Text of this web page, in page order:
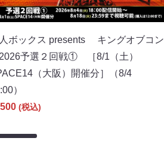
ボックス presents キングオブコン
予選２回戦① ［8/1（土）
（大阪）開催分］（8/4
）
(税込)